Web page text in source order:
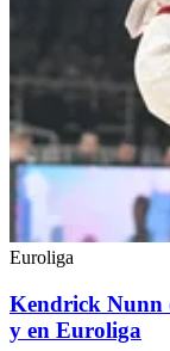
Euroliga
Kendrick Nunn
y en Euroliga